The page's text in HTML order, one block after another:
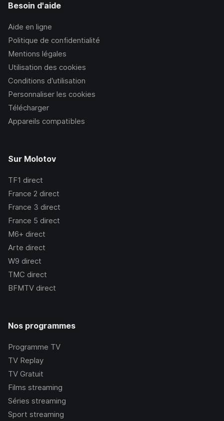
Besoin d'aide
Aide en ligne
Politique de confidentialité
Mentions légales
Utilisation des cookies
Conditions d’utilisation
Personnaliser les cookies
Télécharger
Appareils compatibles
Sur Molotov
TF1 direct
France 2 direct
France 3 direct
France 5 direct
M6+ direct
Arte direct
W9 direct
TMC direct
BFMTV direct
Nos programmes
Programme TV
TV Replay
TV Gratuit
Films streaming
Séries streaming
Sport streaming